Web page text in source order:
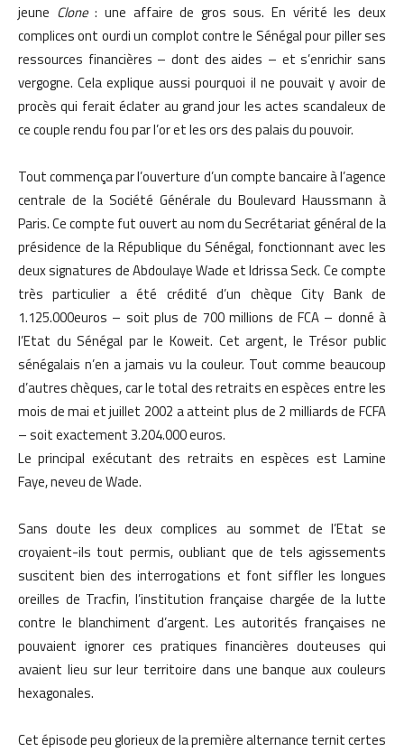
jeune Clone: une affaire de gros sous. En vérité les deux
complices ont ourdi un complot contre le Sénégal pour piller ses
ressources financières – dont des aides – et s’enrichir sans
vergogne. Cela explique aussi pourquoi il ne pouvait y avoir de
procès qui ferait éclater au grand jour les actes scandaleux de
ce couple rendu fou par l’or et les ors des palais du pouvoir.
Tout commença par l’ouverture d’un compte bancaire à l’agence
centrale de la Société Générale du Boulevard Haussmann à
Paris. Ce compte fut ouvert au nom du Secrétariat général de la
présidence de la République du Sénégal, fonctionnant avec les
deux signatures de Abdoulaye Wade et Idrissa Seck. Ce compte
très particulier a été crédité d’un chèque City Bank de
1.125.000euros – soit plus de 700 millions de FCA – donné à
l’Etat du Sénégal par le Koweit. Cet argent, le Trésor public
sénégalais n’en a jamais vu la couleur. Tout comme beaucoup
d’autres chèques, car le total des retraits en espèces entre les
mois de mai et juillet 2002 a atteint plus de 2 milliards de FCFA
– soit exactement 3.204.000 euros.
Le principal exécutant des retraits en espèces est Lamine
Faye, neveu de Wade.
Sans doute les deux complices au sommet de l’Etat se
croyaient-ils tout permis, oubliant que de tels agissements
suscitent bien des interrogations et font siffler les longues
oreilles de Tracfin, l’institution française chargée de la lutte
contre le blanchiment d’argent. Les autorités françaises ne
pouvaient ignorer ces pratiques financières douteuses qui
avaient lieu sur leur territoire dans une banque aux couleurs
hexagonales.
Cet épisode peu glorieux de la première alternance ternit certes